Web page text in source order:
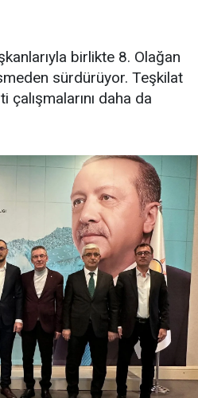
birlikte 8. Olağan
sürdürüyor. Teşkilat
daha da